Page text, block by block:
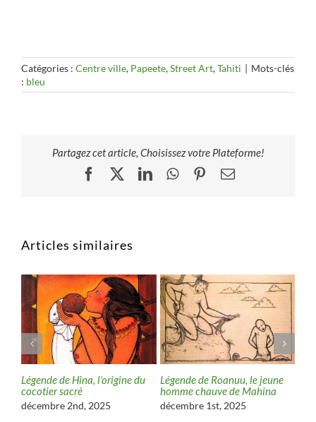
Catégories : Centre ville, Papeete,Street Art,Tahiti | Mots-clés
: bleu
Partagez cet article, Choisissez votre Plateforme!
Facebook
X LinkedInWhatsApp
Pinterest
Email
Articles similaires
Légende de Hina, l’origine du
cocotier sacré
décembre 2nd, 2025
Légende de Roanuu, le jeune
homme chauve de Mahina
décembre 1st, 2025